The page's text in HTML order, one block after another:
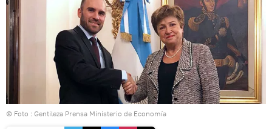
© Foto : Gentileza Prensa Ministerio de Economía